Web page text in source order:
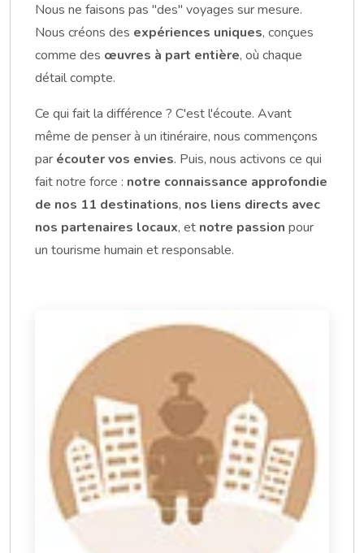
Nous ne faisons pas "des" voyages sur mesure.
Nous créons des expériences uniques, conçues
comme des œuvres à part entière, où chaque
détail compte.
Ce qui fait la différence ? C'est l'écoute. Avant
même de penser à un itinéraire, nous commençons
par écouter vos envies. Puis, nous activons ce qui
fait notre force : notre connaissance approfondie
de nos 11 destinations, nos liens directs avec
nos partenaires locaux, et notre passion pour
un tourisme humain et responsable.